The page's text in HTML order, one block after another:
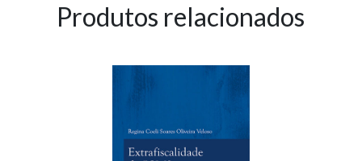
Produtos relacionados